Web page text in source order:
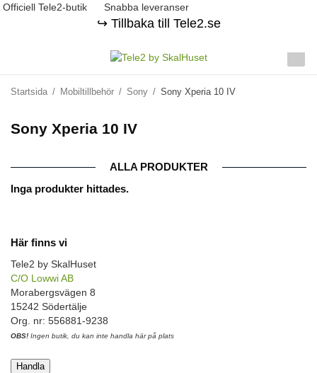
Officiell Tele2-butik Snabba leveranser
↪️ Tillbaka till Tele2.se
Startsida / Mobiltillbehör / Sony / Sony Xperia 10 IV
Sony Xperia 10 IV
ALLA PRODUKTER
Inga produkter hittades.
Här finns vi
Tele2 by SkalHuset
C/O Lowwi AB
Morabergsvägen 8
15242 Södertälje
Org. nr: 556881-9238
OBS! Ingen butik, du kan inte handla här på plats
Handla